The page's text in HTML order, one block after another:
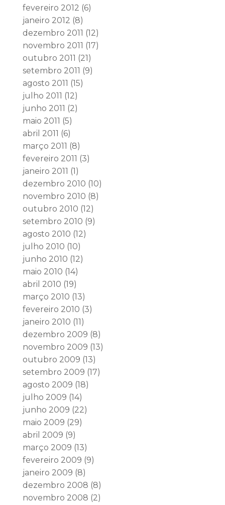
fevereiro 2012 (6)
janeiro 2012 (8)
dezembro 2011 (12)
novembro 2011 (17)
outubro 2011 (21)
setembro 2011 (9)
agosto 2011 (15)
julho 2011 (12)
junho 2011 (2)
maio 2011 (5)
abril 2011 (6)
março 2011 (8)
fevereiro 2011 (3)
janeiro 2011 (1)
dezembro 2010 (10)
novembro 2010 (8)
outubro 2010 (12)
setembro 2010 (9)
agosto 2010 (12)
julho 2010 (10)
junho 2010 (12)
maio 2010 (14)
abril 2010 (19)
março 2010 (13)
fevereiro 2010 (3)
janeiro 2010 (11)
dezembro 2009 (8)
novembro 2009 (13)
outubro 2009 (13)
setembro 2009 (17)
agosto 2009 (18)
julho 2009 (14)
junho 2009 (22)
maio 2009 (29)
abril 2009 (9)
março 2009 (13)
fevereiro 2009 (9)
janeiro 2009 (8)
dezembro 2008 (8)
novembro 2008 (2)